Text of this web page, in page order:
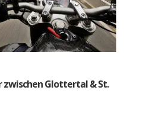
Glottertal & St.